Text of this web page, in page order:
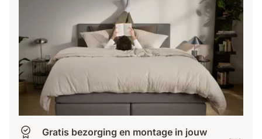
Gratis bezorging en montage in jouw